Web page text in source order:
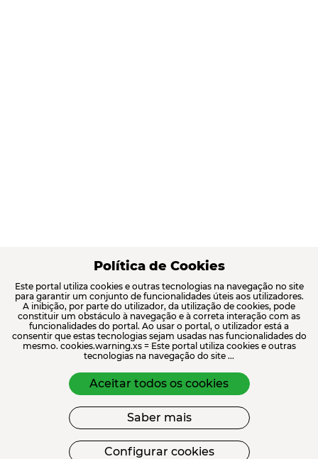
Política de Cookies
Este portal utiliza cookies e outras tecnologias na navegação no site
para garantir um conjunto de funcionalidades úteis aos utilizadores.
A inibição, por parte do utilizador, da utilização de cookies, pode
constituir um obstáculo à navegação e à correta interação com as
funcionalidades do portal. Ao usar o portal, o utilizador está a
consentir que estas tecnologias sejam usadas nas funcionalidades do
mesmo. cookies.warning.xs = Este portal utiliza cookies e outras
tecnologias na navegação do site ...
Aceitar todos os cookies
Saber mais
Configurar cookies